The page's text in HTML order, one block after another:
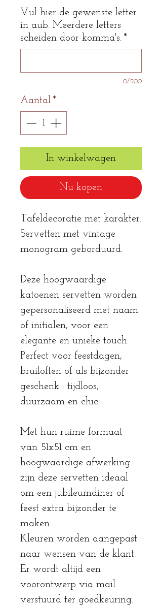
Vul hier de gewenste letter
in aub. Meerdere letters
scheiden door komma's. *
0/500
Aantal *
In winkelwagen
Nu kopen
Tafeldecoratie met karakter.
Servetten met vintage
monogram geborduurd.
Deze hoogwaardige
katoenen servetten worden
gepersonaliseerd met naam
of initialen, voor een
elegante en unieke touch.
Perfect voor feestdagen,
bruiloften of als bijzonder
geschenk : tijdloos,
duurzaam en chic.
Met hun ruime formaat
van 51x51 cm en
hoogwaardige afwerking
zijn deze servetten ideaal
om een jubileumdiner of
feest extra bijzonder te
maken.
Kleuren worden aangepast
naar wensen van de klant.
Er wordt altijd een
voorontwerp via mail
verstuurd ter goedkeuring.